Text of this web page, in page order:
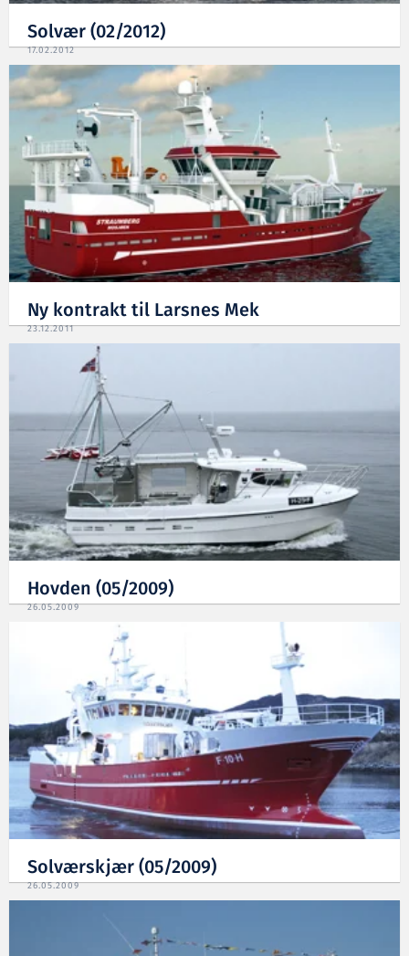
Solvær (02/2012)
17.02.2012
Ny kontrakt til Larsnes Mek
23.12.2011
Hovden (05/2009)
26.05.2009
Solværskjær (05/2009)
26.05.2009